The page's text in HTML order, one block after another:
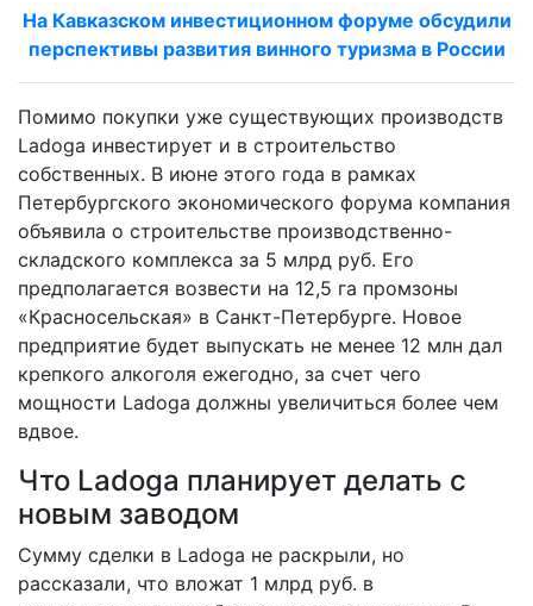
На Кавказском инвестиционном форуме обсудили
перспективы развития винного туризма в России
Помимо покупки уже существующих производств
Ladoga инвестирует и в строительство
собственных. В июне этого года в рамках
Петербургского экономического форума компания
объявила о строительстве производственно-
складского комплекса за 5 млрд руб. Его
предполагается возвести на 12,5 га промзоны
«Красносельская» в Санкт-Петербурге. Новое
предприятие будет выпускать не менее 12 млн дал
крепкого алкоголя ежегодно, за счет чего
мощности Ladoga должны увеличиться более чем
вдвое.
Что Ladoga планирует делать с
новым заводом
Сумму сделки в Ladoga не раскрыли, но
рассказали, что вложат 1 млрд руб. в